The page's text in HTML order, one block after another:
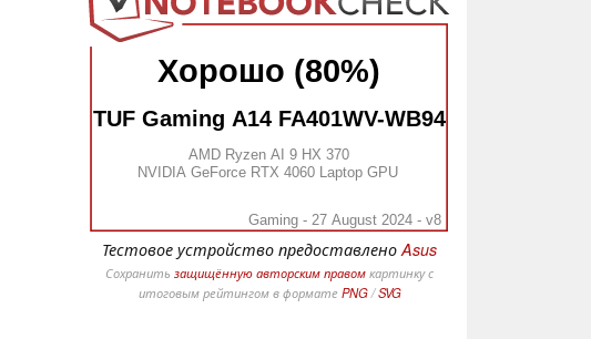
Хорошо (80%)
TUF Gaming A14 FA401WV-WB94
AMD Ryzen AI 9 HX 370
NVIDIA GeForce RTX 4060 Laptop GPU
Gaming - 27 August 2024 - v8
Тестовое устройство предоставлено Asus
Сохранить защищённую авторским правомкартинку с
итоговым рейтингом в формате PNG/SVG